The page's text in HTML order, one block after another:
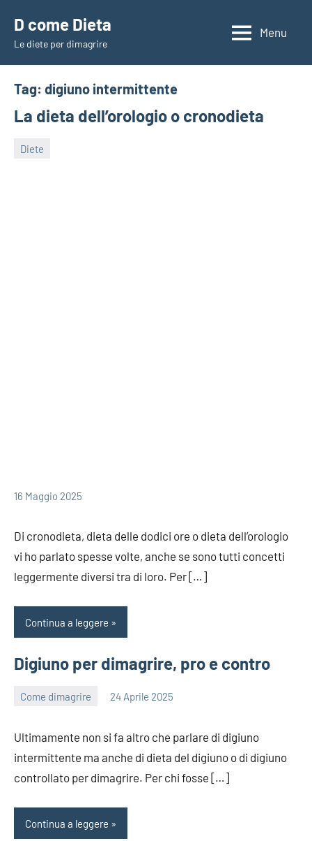
contenuto
D come Dieta
Le diete per dimagrire
Menu
Tag: digiuno intermittente
La dieta dell’orologio o cronodieta
Diete
16 Maggio 2025
Di cronodieta, dieta delle dodici ore o dieta dell’orologio
vi ho parlato spesse volte, anche se sono tutti concetti
leggermente diversi tra di loro. Per […]
Continua a leggere
Digiuno per dimagrire, pro e contro
Come dimagrire 24 Aprile 2025
Ultimamente non si fa altro che parlare di digiuno
intermittente ma anche di dieta del digiuno o di digiuno
controllato per dimagrire. Per chi fosse […]
Continua a leggere